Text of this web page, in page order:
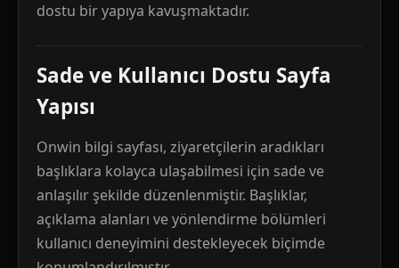
dostu bir yapıya kavuşmaktadır.
Sade ve Kullanıcı Dostu Sayfa
Yapısı
Onwin bilgi sayfası, ziyaretçilerin aradıkları
başlıklara kolayca ulaşabilmesi için sade ve
anlaşılır şekilde düzenlenmiştir. Başlıklar,
açıklama alanları ve yönlendirme bölümleri
kullanıcı deneyimini destekleyecek biçimde